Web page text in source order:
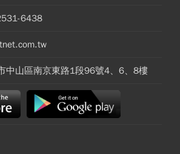
6438
中山區南京東路1段96號4、6、8樓